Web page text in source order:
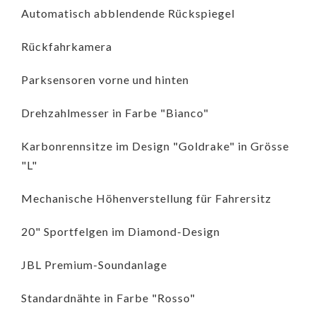
Automatisch abblendende Rückspiegel
Rückfahrkamera
Parksensoren vorne und hinten
Drehzahlmesser in Farbe "Bianco"
Karbonrennsitze im Design "Goldrake" in Grösse
"L"
Mechanische Höhenverstellung für Fahrersitz
20" Sportfelgen im Diamond-Design
JBL Premium-Soundanlage
Standardnähte in Farbe "Rosso"